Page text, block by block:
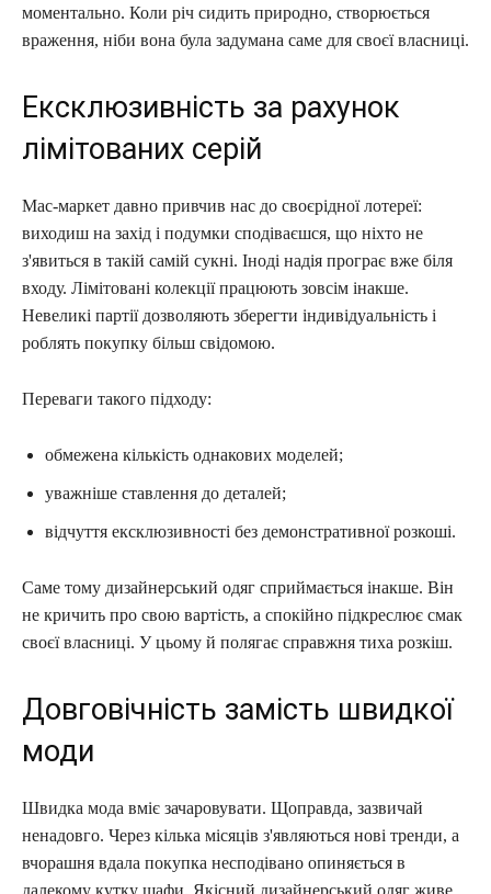
моментально. Коли річ сидить природно, створюється
враження, ніби вона була задумана саме для своєї власниці.
Ексклюзивність за рахунок
лімітованих серій
Мас-маркет давно привчив нас до своєрідної лотереї:
виходиш на захід і подумки сподіваєшся, що ніхто не
з'явиться в такій самій сукні. Іноді надія програє вже біля
входу. Лімітовані колекції працюють зовсім інакше.
Невеликі партії дозволяють зберегти індивідуальність і
роблять покупку більш свідомою.
Переваги такого підходу:
обмежена кількість однакових моделей;
уважніше ставлення до деталей;
відчуття ексклюзивності без демонстративної розкоші.
Саме тому дизайнерський одяг сприймається інакше. Він
не кричить про свою вартість, а спокійно підкреслює смак
своєї власниці. У цьому й полягає справжня тиха розкіш.
Довговічність замість швидкої
моди
Швидка мода вміє зачаровувати. Щоправда, зазвичай
ненадовго. Через кілька місяців з'являються нові тренди, а
вчорашня вдала покупка несподівано опиняється в
далекому кутку шафи. Якісний дизайнерський одяг живе